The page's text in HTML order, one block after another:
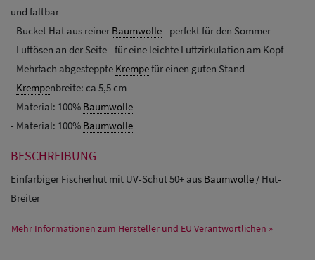
und faltbar
- Bucket Hat aus reiner Baumwolle- perfekt für den Sommer
- Luftösen an der Seite - für eine leichte Luftzirkulation am Kopf
- Mehrfach abgesteppte Krempefür einen guten Stand
- Krempenbreite: ca 5,5 cm
- Material: 100% Baumwolle
- Material: 100% Baumwolle
BESCHREIBUNG
Einfarbiger Fischerhut mit UV-Schut 50+ aus Baumwolle / Hut-
Breiter
Mehr Informationen zum Hersteller und EU Verantwortlichen »